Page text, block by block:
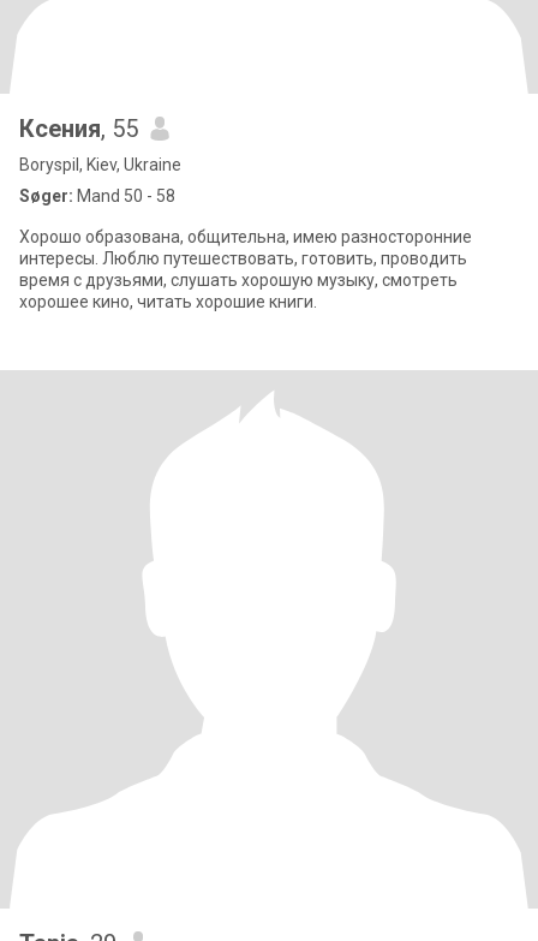
Ксения, 55
Boryspil, Kiev, Ukraine
Søger: Mand 50 - 58
Хорошо образована, общительна, имею разносторонние
интересы. Люблю путешествовать, готовить, проводить
время с друзьями, слушать хорошую музыку, смотреть
хорошее кино, читать хорошие книги.